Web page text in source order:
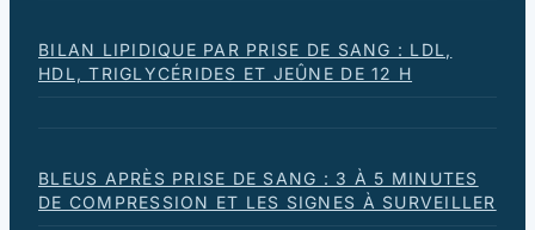
BILAN LIPIDIQUE PAR PRISE DE SANG : LDL,
HDL, TRIGLYCÉRIDES ET JEÛNE DE 12 H
BLEUS APRÈS PRISE DE SANG : 3 À 5 MINUTES
DE COMPRESSION ET LES SIGNES À SURVEILLER